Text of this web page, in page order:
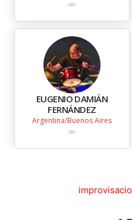
EUGENIO DAMIÁN
FERNÁNDEZ
Argentina Buenos Aires